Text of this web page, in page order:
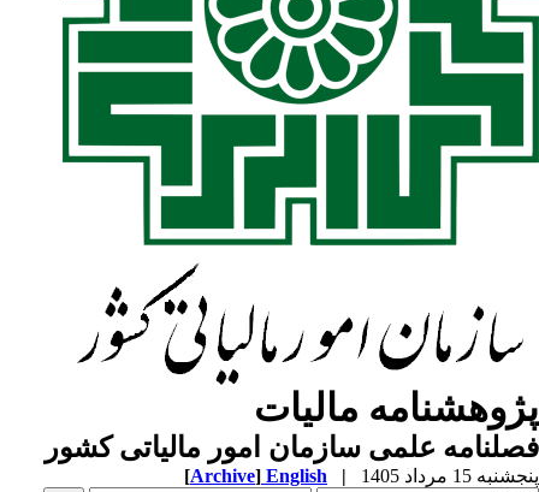
مالیات
علمی سازمان امور مالیاتی کشور
15 مرداد 1405 |
English
[Archive]